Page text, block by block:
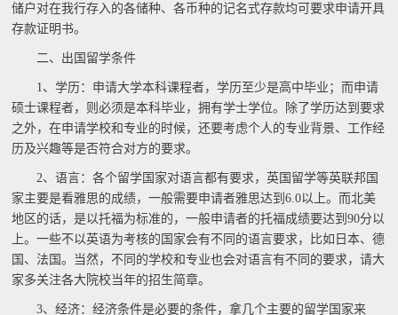
储户对在我行存入的各储种、各币种的记名式存款均可要求申请开具
存款证明书。
二、出国留学条件
1、学历：申请大学本科课程者，学历至少是高中毕业；而申请
硕士课程者，则必须是本科毕业，拥有学士学位。除了学历达到要求
之外，在申请学校和专业的时候，还要考虑个人的专业背景、工作经
历及兴趣等是否符合对方的要求。
2、语言：各个留学国家对语言都有要求，英国留学等英联邦国
家主要是看雅思的成绩，一般需要申请者雅思达到6.0以上。而北美
地区的话，是以托福为标准的，一般申请者的托福成绩要达到90分以
上。一些不以英语为考核的国家会有不同的语言要求，比如日本、德
国、法国。当然，不同的学校和专业也会对语言有不同的要求，请大
家多关注各大院校当年的招生简章。
3、经济：经济条件是必要的条件，拿几个主要的留学国家来